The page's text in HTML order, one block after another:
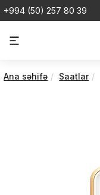
+994 (50) 257 80 39
Ana səhifə Saatlar